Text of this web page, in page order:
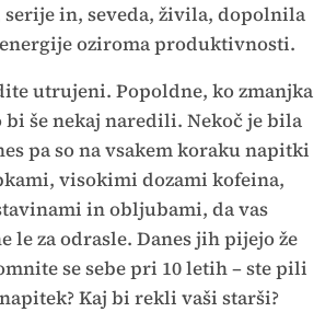
in, seveda, živila, dopolnila
oziroma produktivnosti.
utrujeni. Popoldne, ko zmanjka
bi še nekaj naredili. Nekoč je bila
pa so na vsakem koraku napitki
visokimi dozami kofeina,
in obljubami, da vas
le za odrasle. Danes jih pijejo že
se sebe pri 10 letih – ste pili
Kaj bi rekli vaši starši?